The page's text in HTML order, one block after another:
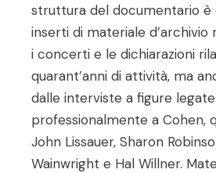
struttura del documentario è
inserti di materiale
i concerti e le dichiarazioni
quarant’anni di attività, ma
dalle interviste a figure legate
professionalmente a Cohen,
John Lissauer, Sharon
Wainwright e Hal Willner.